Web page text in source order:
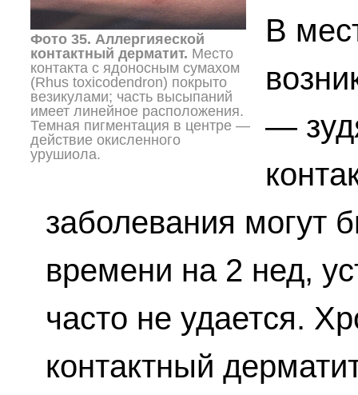
Фото 35. Аллергияеской
контактный дерматит. Место
контакта с ядоносным сумахом
(Rhus toxicodendron) покрыто
везикулами; часть высыпаний
имеет линейное расположения.
Темная пигментация в центре —
действие окисленного
урушиола.
В
—
заболевания могут
времени на 2 нед,
часто не удается.
контактный